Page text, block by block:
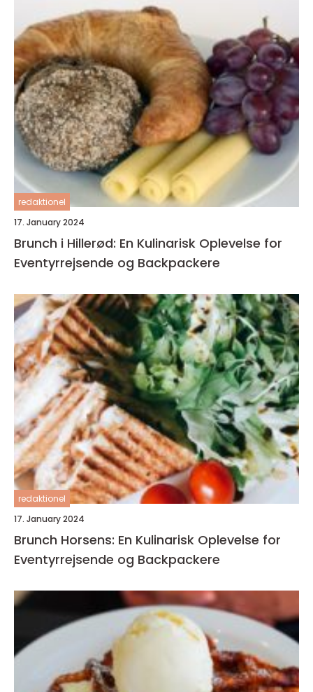
redaktionel
17. January 2024
Brunch i Hillerød: En Kulinarisk Oplevelse for
Eventyrrejsende og Backpackere
redaktionel
17. January 2024
Brunch Horsens: En Kulinarisk Oplevelse for
Eventyrrejsende og Backpackere